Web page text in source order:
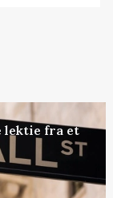
lektie fra et